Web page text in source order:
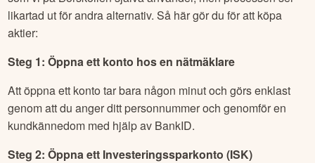
likartad ut för andra alternativ. Så här gör du för att köpa
aktier:
Steg 1: Öppna ett konto hos en nätmäklare
Att öppna ett konto tar bara någon minut och görs enklast
genom att du anger ditt personnummer och genomför en
kundkännedom med hjälp av BankID.
Steg 2: Öppna ett Investeringssparkonto (ISK)